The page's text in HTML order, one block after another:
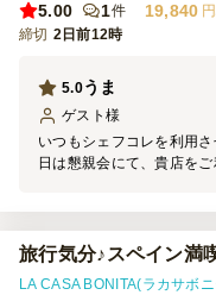
5.00
1件 19,840 円
締切 2日前12時
うま
5.0
ゲスト 様
いつもシェフコレを利用
日は懇親会にて、貴店を
旅行気分♪スペイン満
LA CASA BONITA(ラカサボ